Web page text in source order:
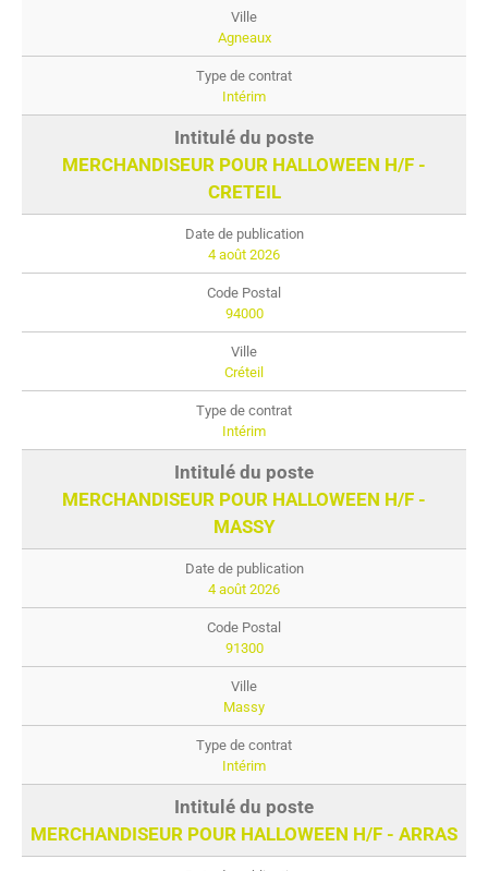
Agneaux
Intérim
MERCHANDISEUR POUR HALLOWEEN H/F -
CRETEIL
4 août 2026
94000
Créteil
Intérim
MERCHANDISEUR POUR HALLOWEEN H/F -
MASSY
4 août 2026
91300
Massy
Intérim
MERCHANDISEUR POUR HALLOWEEN H/F - ARRAS